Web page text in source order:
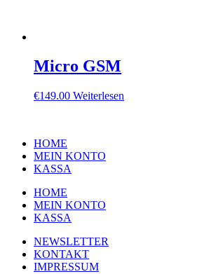
Micro GSM
€149.00 Weiterlesen
HOME
MEIN KONTO
KASSA
HOME
MEIN KONTO
KASSA
NEWSLETTER
KONTAKT
IMPRESSUM